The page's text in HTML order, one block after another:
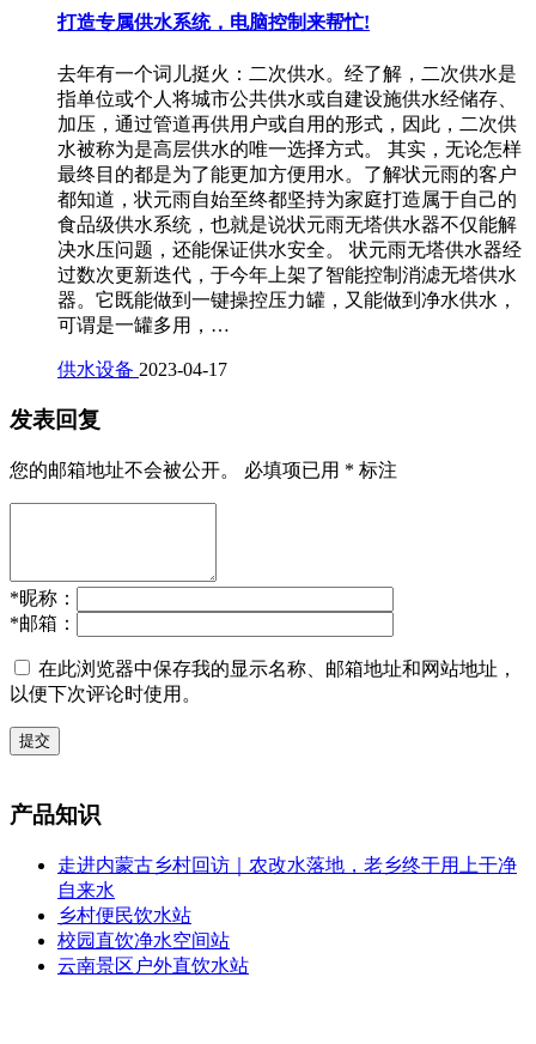
打造专属供水系统，电脑控制来帮忙!
去年有一个词儿挺火：二次供水。经了解，二次供水是
指单位或个人将城市公共供水或自建设施供水经储存、
加压，通过管道再供用户或自用的形式，因此，二次供
水被称为是高层供水的唯一选择方式。 其实，无论怎样
最终目的都是为了能更加方便用水。了解状元雨的客户
都知道，状元雨自始至终都坚持为家庭打造属于自己的
食品级供水系统，也就是说状元雨无塔供水器不仅能解
决水压问题，还能保证供水安全。 状元雨无塔供水器经
过数次更新迭代，于今年上架了智能控制消滤无塔供水
器。它既能做到一键操控压力罐，又能做到净水供水，
可谓是一罐多用，…
供水设备 2023-04-17
发表回复
您的邮箱地址不会被公开。 必填项已用 * 标注
*昵称：
*邮箱：
在此浏览器中保存我的显示名称、邮箱地址和网站地址，
以便下次评论时使用。
提交
产品知识
走进内蒙古乡村回访｜农改水落地，老乡终于用上干净
自来水
乡村便民饮水站
校园直饮净水空间站
云南景区户外直饮水站